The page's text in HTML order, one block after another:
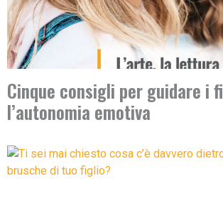
Cinque consigli per guidare i
l’autonomia emotiva